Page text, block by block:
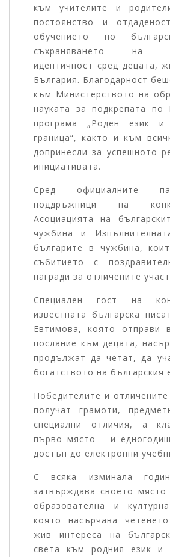
към учителите и
постоянство и
обучението по
съхраняването на
идентичност сред децата,
България. Благодарност
към Министерството на
науката за подкрепата по
програма „Роден език и
граница“, както и към
допринесли за успешното
инициативата.
Сред официалните
поддръжници на
Асоциацията на
чужбина и
българите в чужбина,
събитието с
награди за отличените
Специален гост на
известната българска
Евтимова, която отправи
послание към децата,
продължат да четат, да
богатството на българския
Победителите и
получат грамоти,
специални отличия, а
първо място – и
достъп до електронни
С всяка изминала
затвърждава своето място
образователна и
която насърчава
жив интереса на
света към родния език и